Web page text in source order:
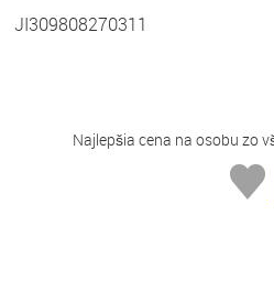
JI309808270311
Najlepšia cena na osobu zo